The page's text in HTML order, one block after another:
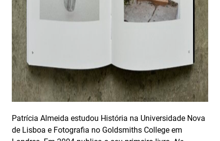
Patrícia Almeida estudou História na Universidade Nova
de Lisboa e Fotografia no Goldsmiths College em